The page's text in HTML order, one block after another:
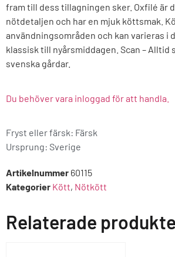
fram till dess tillagningen sker. Oxfilé är
nötdetaljen och har en mjuk köttsmak.
användningsområden och kan varieras i
klassisk till nyårsmiddagen. Scan –
svenska gårdar.
Du behöver vara inloggad för att handla.
Fryst eller färsk: Färsk
Ursprung: Sverige
Artikelnummer 60115
Kategorier Kött, Nötkött
Relaterade